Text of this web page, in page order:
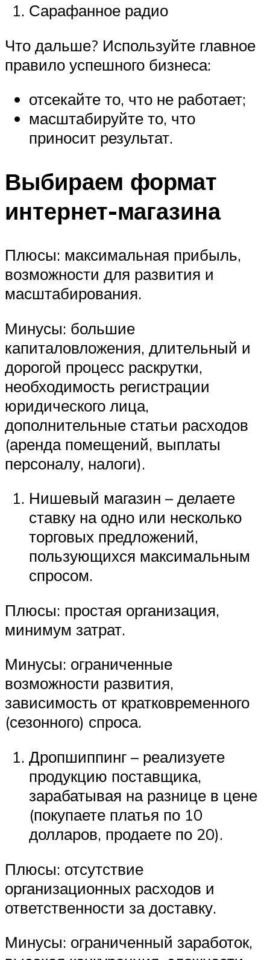
Сарафанное радио
Что дальше? Используйте главное
правило успешного бизнеса:
отсекайте то, что не работает;
масштабируйте то, что
приносит результат.
Выбираем формат
интернет-магазина
Плюсы: максимальная прибыль,
возможности для развития и
масштабирования.
Минусы: большие
капиталовложения, длительный и
дорогой процесс раскрутки,
необходимость регистрации
юридического лица,
дополнительные статьи расходов
(аренда помещений, выплаты
персоналу, налоги).
Нишевый магазин – делаете
ставку на одно или несколько
торговых предложений,
пользующихся максимальным
спросом.
Плюсы: простая организация,
минимум затрат.
Минусы: ограниченные
возможности развития,
зависимость от кратковременного
(сезонного) спроса.
Дропшиппинг – реализуете
продукцию поставщика,
зарабатывая на разнице в цене
(покупаете платья по 10
долларов, продаете по 20).
Плюсы: отсутствие
организационных расходов и
ответственности за доставку.
Минусы: ограниченный заработок,